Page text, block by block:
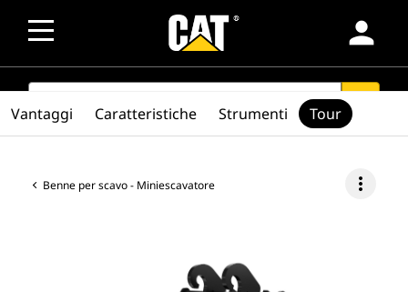
person
SEARCH search
Benne per scavo - Miniescavatore more_vert
Vantaggi Caratteristiche Strumenti Tour